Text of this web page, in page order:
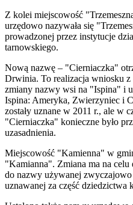
Z kolei miejscowość
urzędowo nazywała się
prowadzonej przez instytucje
tarnowskiego.
Nową nazwę – "Cierniaczka"
Drwinia. To realizacja wniosku
zmiany nazwy wsi na "Ispina" i
Ispina: Ameryka, Zwierzyniec i
zostały uznane w 2011 r., ale w
"Cierniaczka" konieczne było
uzasadnienia.
Miejscowość "Kamienna" w
"Kamianna". Zmiana ma na
do nazwy używanej
uznawanej za część dziedzictwa